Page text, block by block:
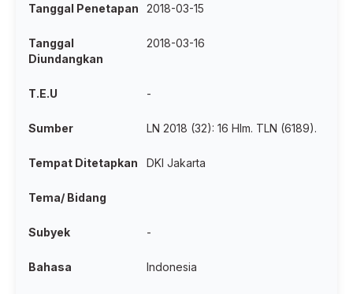
Tanggal Penetapan 2018-03-15
Tanggal
Diundangkan
2018-03-16
T.E.U -
Sumber LN 2018 (32): 16 Hlm. TLN (6189).
Tempat Ditetapkan DKI Jakarta
Tema/ Bidang
Subyek -
Bahasa Indonesia